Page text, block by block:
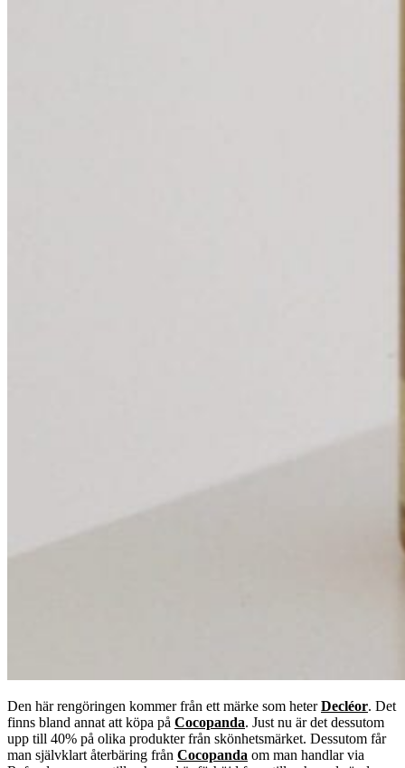
Den här rengöringen kommer från ett märke som heterDecléor. Det
finns bland annat att köpa på Cocopanda. Just nu är det dessutom
upp till 40% på olika produkter från skönhetsmärket. Dessutom får
man självklart återbäring från Cocopanda om man handlar via